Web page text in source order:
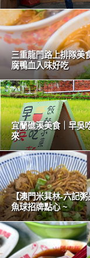
三重龍門路上排隊美
腐鴨血入味好吃
宜蘭礁溪美食｜早吳
來
【澳門米其林-六記
魚球招牌點心 ~